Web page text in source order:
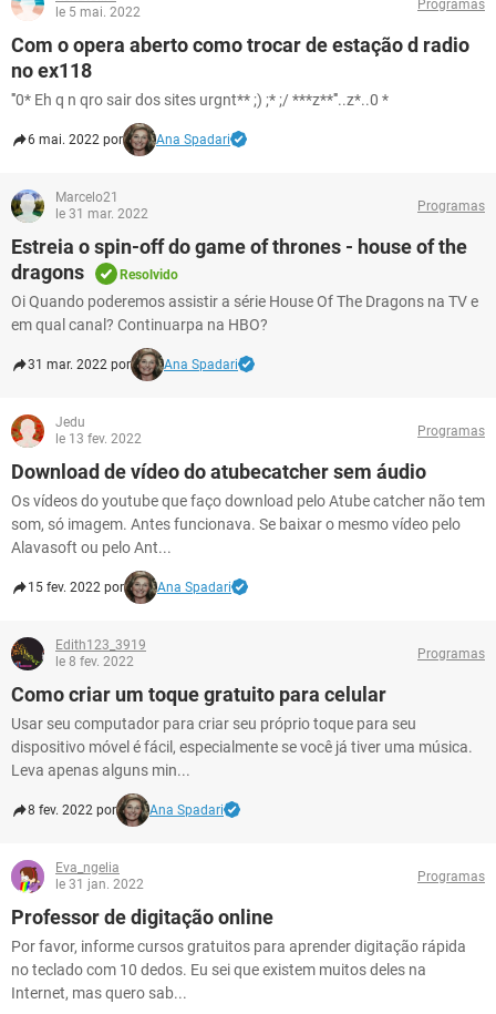
le 5 mai. 2022
Programas
Com o opera aberto como trocar de estação d radio
no ex118
'''0* Eh q n qro sair dos sites urgnt** ;) ;* ;/ ***z**'''..z*..0 *
6 mai. 2022 por Ana Spadari
Marcelo21
le 31 mar. 2022
Programas
Estreia o spin-off do game of thrones - house of the
dragons
Resolvido
Oi Quando poderemos assistir a série House Of The Dragons na TV e
em qual canal? Continuarpa na HBO?
31 mar. 2022 por Ana Spadari
Jedu
le 13 fev. 2022
Programas
Download de vídeo do atubecatcher sem áudio
Os vídeos do youtube que faço download pelo Atube catcher não tem
som, só imagem. Antes funcionava. Se baixar o mesmo vídeo pelo
Alavasoft ou pelo Ant...
15 fev. 2022 por Ana Spadari
Edith123_3919
le 8 fev. 2022
Programas
Como criar um toque gratuito para celular
Usar seu computador para criar seu próprio toque para seu
dispositivo móvel é fácil, especialmente se você já tiver uma música.
Leva apenas alguns min...
8 fev. 2022 por Ana Spadari
Eva_ngelia
le 31 jan. 2022
Programas
Professor de digitação online
Por favor, informe cursos gratuitos para aprender digitação rápida
no teclado com 10 dedos. Eu sei que existem muitos deles na
Internet, mas quero sab...